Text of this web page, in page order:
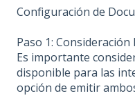
Configuración de
Paso 1:
Es importante
disponible para las
opción de emitir